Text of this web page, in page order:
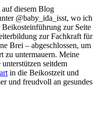
auf diesem Blog
@baby_ida_isst, wo ich
zur Seite
zur Fachkraft für
Brei – abgeschlossen, um
zu untermauern. Meine
seitdem
in die Beikostzeit und
und freudvoll an gesundes